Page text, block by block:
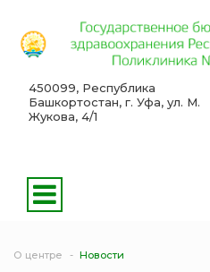
450099, Республика
Башкортостан, г. Уфа, ул. М.
Жукова, 4/1
О центре Новости